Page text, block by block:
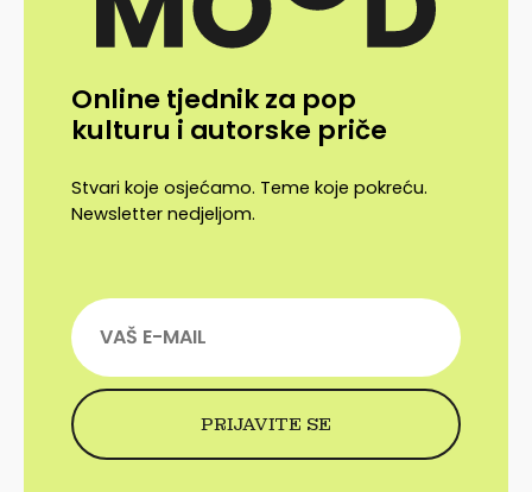
Online tjednik za pop
kulturu i autorske priče
Stvari koje osjećamo. Teme koje pokreću.
Newsletter nedjeljom.